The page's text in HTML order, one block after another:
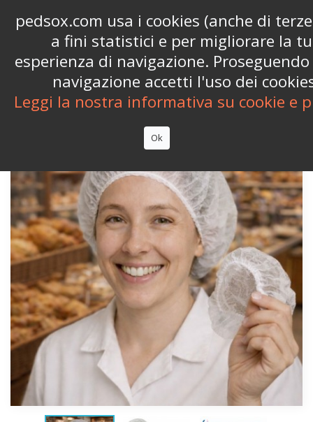

 shopping_cart (0)
pedsox.com usa i cookies (anche di
a fini statistici e per migliorare la
esperienza di navigazione.
navigazione accetti l'uso dei
Leggi la nostra informativa su cookie e
Ok